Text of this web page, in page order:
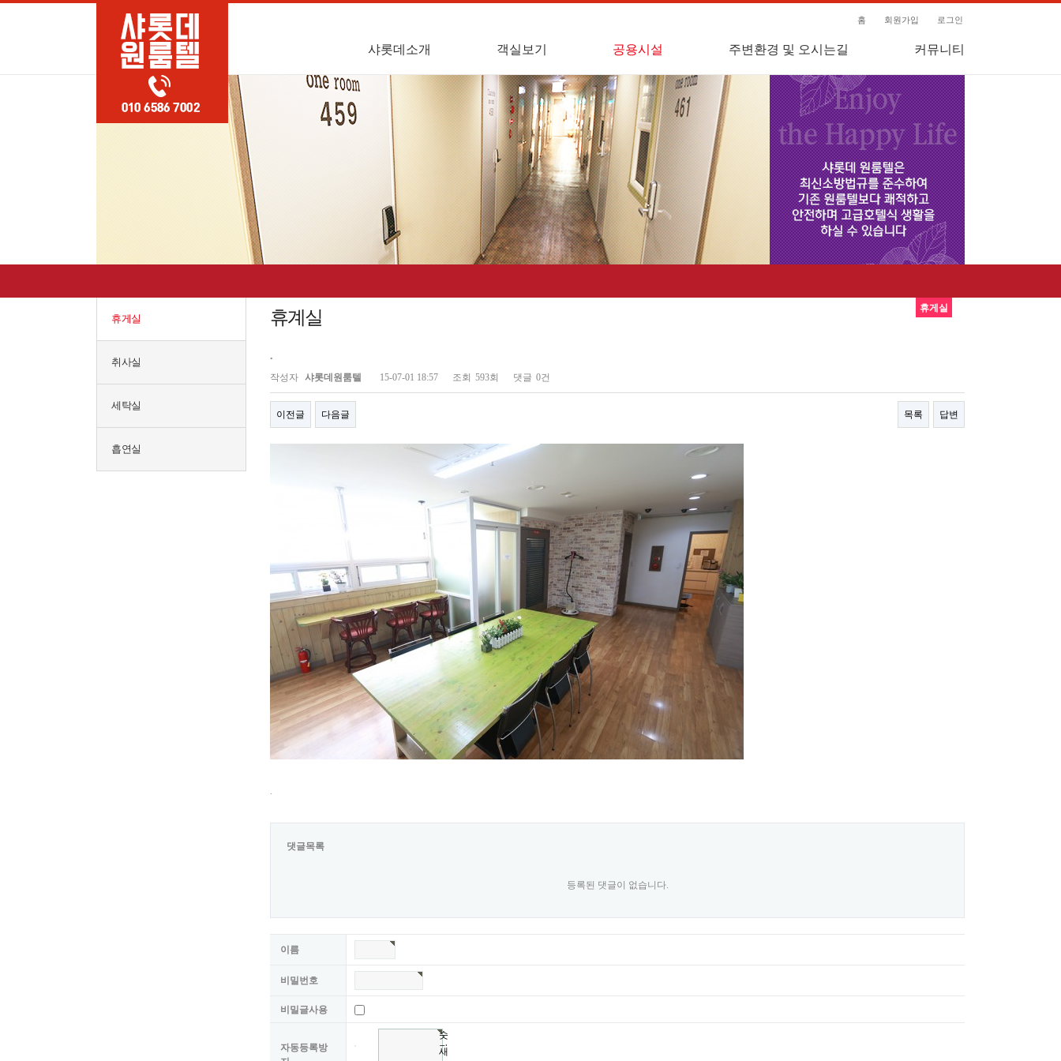
홈 회원가입 로그인
샤롯데소개 객실보기 공용시설 주변환경 및 오시는길 커뮤니티
대표인사말
3평형
4평형
휴게실
취사실
세탁실
흡연실
공지사항
상담게시판
자유게시판
휴게실
취사실
세탁실
흡연실
휴계실 휴게실
.
작성자 샤롯데원룸텔 15-07-01 18:57 조회 593회 댓글 0건
이전글 다음글 목록 답변
.
댓글목록
등록된 댓글이 없습니다.
이름
비밀번호
비밀글사용
자동등록방
숫
자
새